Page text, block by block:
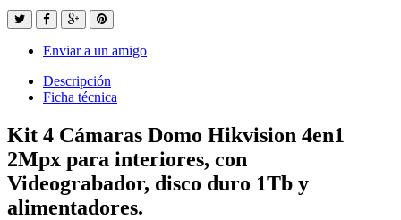
Enviar a un amigo
Descripción
Ficha técnica
Kit 4 Cámaras Domo Hikvision 4en1
2Mpx para interiores, con
Videograbador, disco duro 1Tb y
alimentadores.